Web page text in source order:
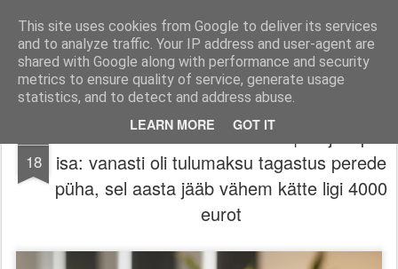
This site uses cookies from Google to deliver its services
and to analyze traffic. Your IP address and user-agent are
shared with Google along with performance and security
metrics to ensure quality of service, generate usage
statistics, and to detect and address abuse.
LEARN MORE GOT IT
Filmid, mängud ja muu huvitav! Filmi-, mängu- ja tootearvustused, TOP nimekirjad ja palju muud huvitavat.
Pages
18
RAHVA KOORIMISE AJASTU | Nelja lapse
isa: vanasti oli tulumaksu tagastus perede
püha, sel aasta jääb vähem kätte ligi 4000
eurot